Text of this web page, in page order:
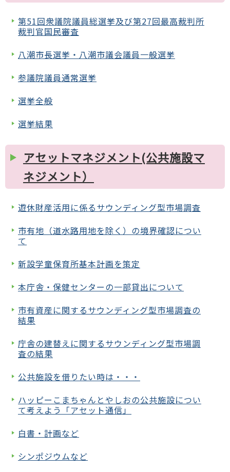
第51回衆議院議員総選挙及び第27回最高裁判所
裁判官国民審査
八潮市長選挙・八潮市議会議員一般選挙
参議院議員通常選挙
選挙全般
選挙結果
アセットマネジメント(公共施設マ
ネジメント）
遊休財産活用に係るサウンディング型市場調査
市有地（道水路用地を除く）の境界確認につい
て
新設学童保育所基本計画を策定
本庁舎・保健センターの一部貸出について
市有資産に関するサウンディング型市場調査の
結果
庁舎の建替えに関するサウンディング型市場調
査の結果
公共施設を借りたい時は・・・
ハッピーこまちゃんとやしおの公共施設につい
て考えよう「アセット通信」
白書・計画など
シンポジウムなど